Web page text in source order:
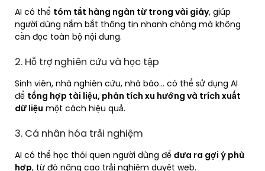
AI có thể tóm tắt hàng ngàn từ trong vài giây, giúp
người dùng nắm bắt thông tin nhanh chóng mà không
cần đọc toàn bộ nội dung.
2. Hỗ trợ nghiên cứu và học tập
Sinh viên, nhà nghiên cứu, nhà báo… có thể sử dụng AI
để tổng hợp tài liệu, phân tích xu hướng và trích xuất
dữ liệu một cách hiệu quả.
3. Cá nhân hóa trải nghiệm
AI có thể học thói quen người dùng để đưa ra gợi ý phù
hợp, từ đó nâng cao trải nghiệm duyệt web.